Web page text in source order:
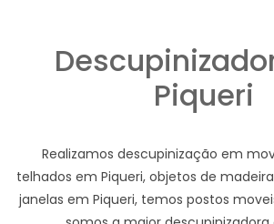
Piqueri
Realizamos descupinização em
telhados em Piqueri, objetos de
janelas em Piqueri, temos postos